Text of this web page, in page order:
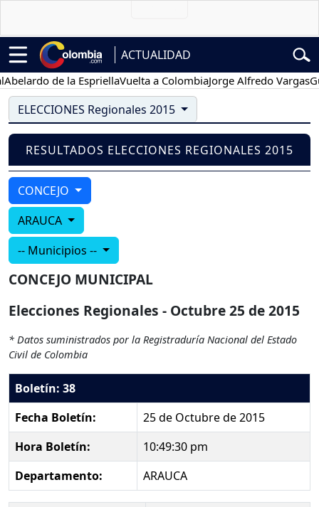
ACTUALIDAD
de la EspriellaVuelta a ColombiaJorge Alfredo Vargas
ELECCIONES Regionales 2015
RESULTADOS ELECCIONES REGIONALES 2015
CONCEJO
ARAUCA
-- Municipios --
CONCEJO MUNICIPAL
Elecciones Regionales - Octubre 25 de 2015
* Datos suministrados por la Registraduría Nacional del Estado
Civil de Colombia
Boletín: 38
Fecha Boletín:
25 de Octubre de 2015
Hora Boletín:
10:49:30 pm
Departamento:
ARAUCA